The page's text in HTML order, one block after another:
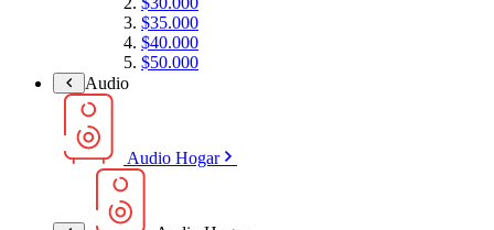
$35.000
$40.000
$50.000
Audio
Audio Hogar